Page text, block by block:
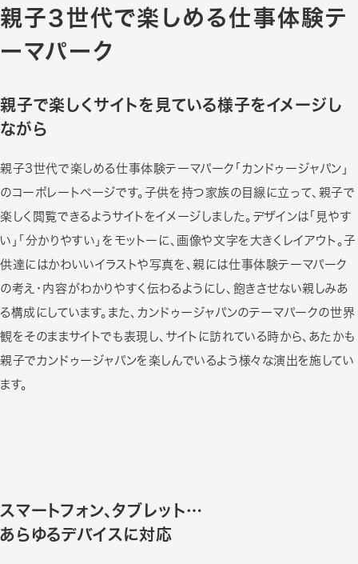
親子3世代で楽しめる仕事体験テ
ーマパーク
親子で楽しくサイトを見ている様子をイメージし
ながら
親子3世代で楽しめる仕事体験テーマパーク「カンドゥージャパン」
のコーポレートページです。子供を持つ家族の目線に立って、親子で
楽しく閲覧できるようサイトをイメージしました。デザインは「見やす
い」「分かりやすい」をモットーに、画像や文字を大きくレイアウト。子
供達にはかわいいイラストや写真を、親には仕事体験テーマパーク
の考え・内容がわかりやすく伝わるようにし、飽きさせない親しみあ
る構成にしています。また、カンドゥージャパンのテーマパークの世界
観をそのままサイトでも表現し、サイトに訪れている時から、あたかも
親子でカンドゥージャパンを楽しんでいるよう様々な演出を施してい
ます。
スマートフォン、タブレット…
あらゆるデバイスに対応